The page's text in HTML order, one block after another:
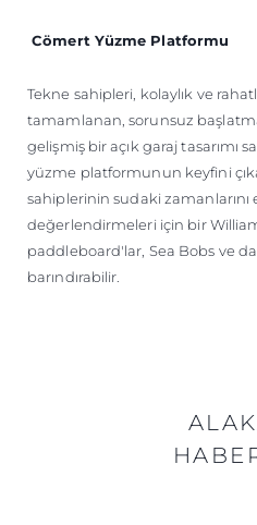
Cömert Yüzme Platformu
Tekne sahipleri, kolaylık ve
tamamlanan, sorunsuz
gelişmiş bir açık garaj tasarımı
yüzme platformunun keyfini
sahiplerinin sudaki zamanlarını
değerlendirmeleri için bir
paddleboard'lar, Sea Bobs ve
barındırabilir.